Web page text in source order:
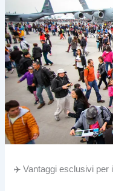
✈️ Vantaggi esclusivi per